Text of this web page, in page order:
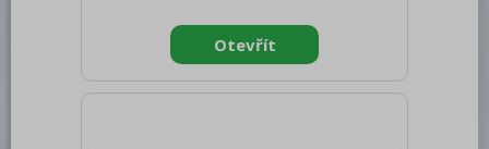
spotřebiče: Neutrální zařízení Materiál:
Nerez Typ vlastností zařízení: Neutrální
Otevírání zařízení: Oboustranné Vnitřní